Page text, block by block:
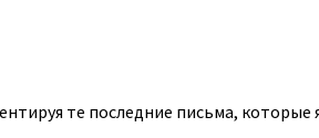
те последние письма, которые